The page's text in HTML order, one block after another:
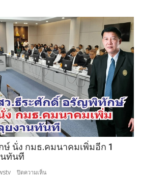
กรรมาธิการ
ทหาร
ด้าน
ความ
มั่นคง
แบบ
องค์
รวม
นั่ง กมธ.คมนาคมเพิ่มอีก 1
ทันที
ปิดความเห็น